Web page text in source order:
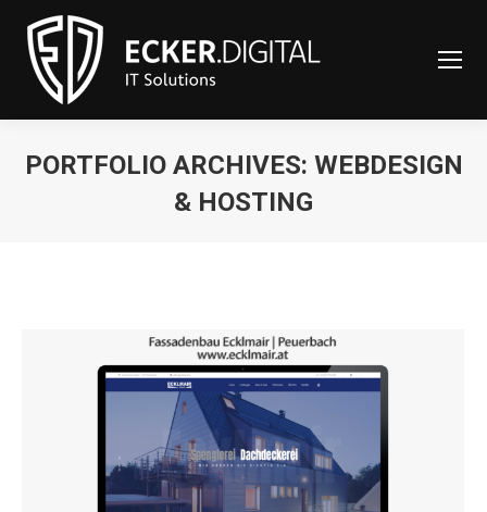
content
PORTFOLIO ARCHIVES: WEBDESIGN
& HOSTING